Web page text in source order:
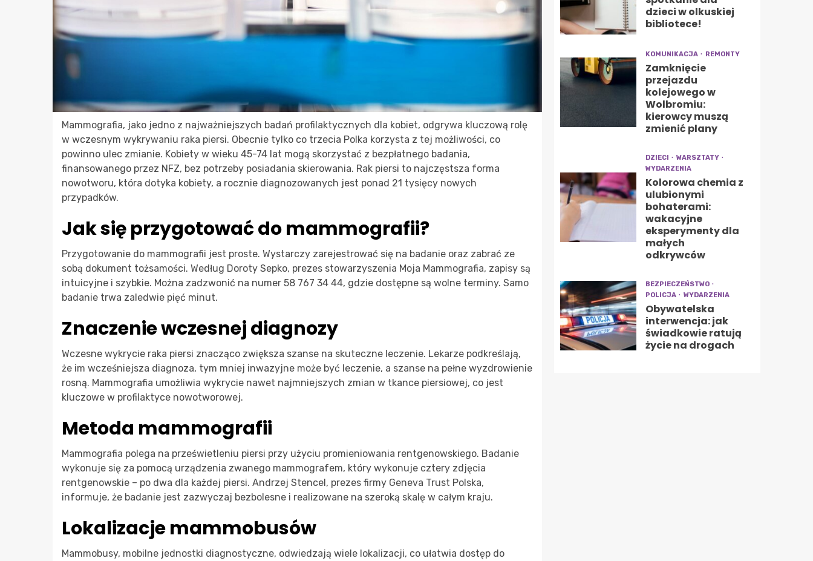
Mammografia, jako jedno z najważniejszych badań profilaktycznych dla kobiet, odgrywa kluczową rolę
w wczesnym wykrywaniu raka piersi. Obecnie tylko co trzecia Polka korzysta z tej możliwości, co
powinno ulec zmianie. Kobiety w wieku 45-74 lat mogą skorzystać z bezpłatnego badania,
finansowanego przez NFZ, bez potrzeby posiadania skierowania. Rak piersi to najczęstsza forma
nowotworu, która dotyka kobiety, a rocznie diagnozowanych jest ponad 21 tysięcy nowych
przypadków.
Jak się przygotować do mammografii?
Przygotowanie do mammografii jest proste. Wystarczy zarejestrować się na badanie oraz zabrać ze
sobą dokument tożsamości. Według Doroty Sepko, prezes stowarzyszenia Moja Mammografia, zapisy są
intuicyjne i szybkie. Można zadzwonić na numer 58 767 34 44, gdzie dostępne są wolne terminy. Samo
badanie trwa zaledwie pięć minut.
Znaczenie wczesnej diagnozy
Wczesne wykrycie raka piersi znacząco zwiększa szanse na skuteczne leczenie. Lekarze podkreślają,
że im wcześniejsza diagnoza, tym mniej inwazyjne może być leczenie, a szanse na pełne wyzdrowienie
rosną. Mammografia umożliwia wykrycie nawet najmniejszych zmian w tkance piersiowej, co jest
kluczowe w profilaktyce nowotworowej.
Metoda mammografii
Mammografia polega na prześwietleniu piersi przy użyciu promieniowania rentgenowskiego. Badanie
wykonuje się za pomocą urządzenia zwanego mammografem, który wykonuje cztery zdjęcia
rentgenowskie – po dwa dla każdej piersi. Andrzej Stencel, prezes firmy Geneva Trust Polska,
informuje, że badanie jest zazwyczaj bezbolesne i realizowane na szeroką skalę w całym kraju.
Lokalizacje mammobusów
Mammobusy, mobilne jednostki diagnostyczne, odwiedzają wiele lokalizacji, co ułatwia dostęp do
dzieci w olkuskiej
bibliotece!
KOMUNIKACJA REMONTY
Zamknięcie
przejazdu
kolejowego w
Wolbromiu:
kierowcy muszą
zmienić plany
DZIECI
WARSZTATY
WYDARZENIA
Kolorowa chemia z
ulubionymi
bohaterami:
wakacyjne
eksperymenty dla
małych
odkrywców
BEZPIECZEŃSTWO
POLICJA
WYDARZENIA
Obywatelska
interwencja: jak
świadkowie ratują
życie na drogach